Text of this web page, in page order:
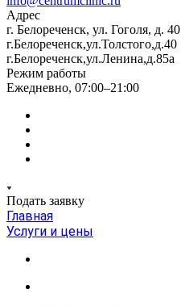
Адрес
г. Белореченск, ул. Гоголя, д. 40
г.Белореченск,ул.Толстого,д.40
г.Белореченск,ул.Ленина,д.85а
Режим работы
Ежедневно, 07:00–21:00
Подать заявку
Главная
Услуги и цены